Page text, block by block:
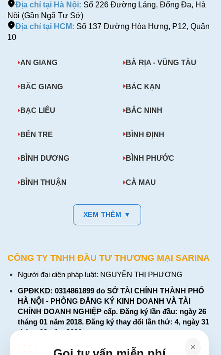
Địa chỉ tại Hà Nội: Số 226 Đường Láng, Đống Đa, Hà
Nội (Gần Ngã Tư Sở)
Địa chỉ tại HCM: Số 137 Đường Hòa Hưng, P12, Quận
10
AN GIANG BÀ RỊA - VŨNG TÀU
BẮC GIANG BẮC KẠN
BẠC LIÊU BẮC NINH
BẾN TRE BÌNH ĐỊNH
BÌNH DƯƠNG BÌNH PHƯỚC
BÌNH THUẬN CÀ MAU
XEM THÊM ▼
CÔNG TY TNHH ĐẦU TƯ THƯƠNG MẠI SARINA
Người đại diện pháp luật: NGUYỄN THỊ PHƯƠNG
GPĐKKD: 0314861899 do SỞ TÀI CHÍNH THÀNH PHỐ
HÀ NỘI - PHÒNG ĐĂNG KÝ KINH DOANH VÀ TÀI
CHÍNH DOANH NGHIỆP cấp. Đăng ký lần đầu: ngày 26
tháng 01 năm 2018. Đăng ký thay đổi lần thứ: 4, ngày 31
tháng 03 năm 2026
226 Đường Láng, Đống Đa, Hà Nội